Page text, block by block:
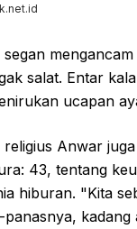
salat. Entar
ucapan
Anwar
43, tentang
hiburan. "Kita